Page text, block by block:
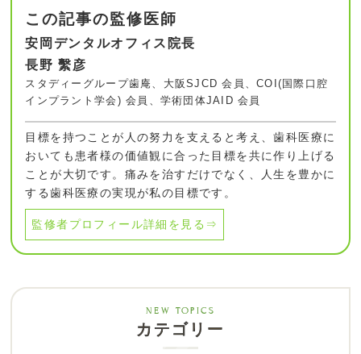
この記事の監修医師
安岡デンタルオフィス院長
長野 繫彦
スタディーグループ歯庵、大阪SJCD 会員、COI(国際口腔
インプラント学会) 会員、学術団体JAID 会員
目標を持つことが人の努力を支えると考え、歯科医療に
おいても患者様の価値観に合った目標を共に作り上げる
ことが大切です。痛みを治すだけでなく、人生を豊かに
する歯科医療の実現が私の目標です。
監修者プロフィール詳細を見る⇒
カテゴリー